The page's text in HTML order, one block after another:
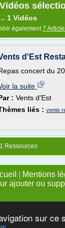
sur
Vidéos
→ 1 Vidéos
Voir également7
d'Est
concert du
la suite
: Vents d'Est
liés : vente
1 Ressources
| Mentions
ajouter ou